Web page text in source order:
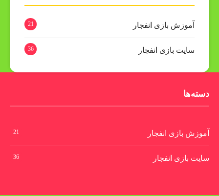
آموزش بازی انفجار 21
سایت بازی انفجار 36
دسته‌ها
آموزش بازی انفجار 21
سایت بازی انفجار 36